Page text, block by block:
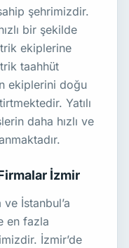
şehrimizdir.
bir şekilde
ekiplerine
taahhüt
ekiplerini doğu
Yatılı
daha hızlı ve
İzmir
İstanbul’a
en fazla
İzmir’de